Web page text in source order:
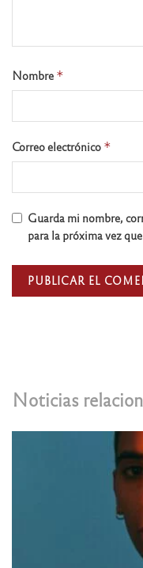
Noticias
Nombre *
Correo electrónico *
Guarda mi nombre,
para la próxima vez